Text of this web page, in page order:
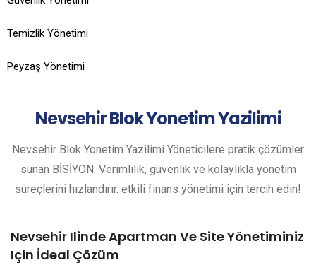
Temizlik Yönetimi
Peyzaş Yönetimi
NevsehirBlok Yonetim Yazilimi
Nevsehir Blok Yonetim Yazilimi Yöneticilere pratik çözümler
sunan BİSİYON. Verimlilik, güvenlik ve kolaylıkla yönetim
süreçlerini hızlandırır. etkili finans yönetimi için tercih edin!
Nevsehir Ilinde Apartman Ve Site Yönetiminiz
Için İdeal Çözüm